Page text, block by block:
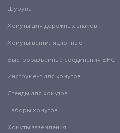
Шурупы
Хомуты для дорожных знаков
Хомуты вентиляционные
Быстроразъемные соединения БРС
Инструмент для хомутов
Стенды для хомутов
Наборы хомутов
Хомуты заземления